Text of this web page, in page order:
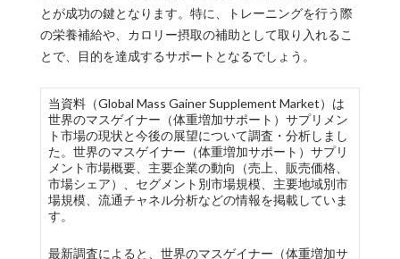
とが成功の鍵となります。特に、トレーニングを行う際
の栄養補給や、カロリー摂取の補助として取り入れるこ
とで、目的を達成するサポートとなるでしょう。
当資料（Global Mass Gainer Supplement Market）は
世界のマスゲイナー（体重増加サポート）サプリメン
ト市場の現状と今後の展望について調査・分析しまし
た。世界のマスゲイナー（体重増加サポート）サプリ
メント市場概要、主要企業の動向（売上、販売価格、
市場シェア）、セグメント別市場規模、主要地域別市
場規模、流通チャネル分析などの情報を掲載していま
す。
最新調査によると、世界のマスゲイナー（体重増加サ